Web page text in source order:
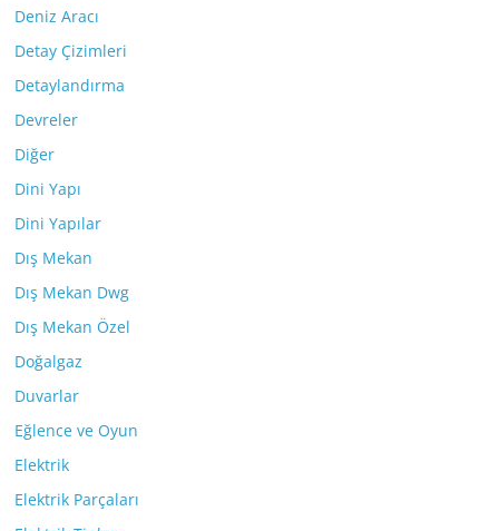
Deniz Aracı
Detay Çizimleri
Detaylandırma
Devreler
Diğer
Dini Yapı
Dini Yapılar
Dış Mekan
Dış Mekan Dwg
Dış Mekan Özel
Doğalgaz
Duvarlar
Eğlence ve Oyun
Elektrik
Elektrik Parçaları